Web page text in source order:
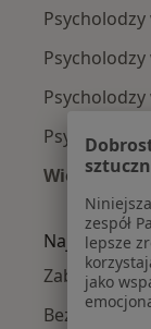
Psycholodzy
Więcej (12)
Więcej
Najczęście
Zaburzenia
Bezsenność
zespół
lepsze
jako